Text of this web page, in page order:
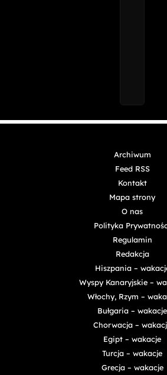
Archiwum
Feed RSS
Kontakt
Mapa strony
O nas
Polityka
Regulamin
Redakcja
Hiszpania –
Wyspy Kanaryjskie –
Włochy, Rzym –
Bułgaria – wakacje
Chorwacja –
Egipt – wakacje
Turcja – wakacje
Grecja – wakacje